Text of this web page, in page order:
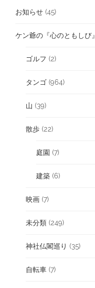
お知らせ (45)
ケン爺の『心のともしび』
ゴルフ (2)
タンゴ (964)
山 (39)
散歩 (22)
庭園 (7)
建築 (6)
映画 (7)
未分類 (249)
神社仏閣巡り (35)
自転車 (7)